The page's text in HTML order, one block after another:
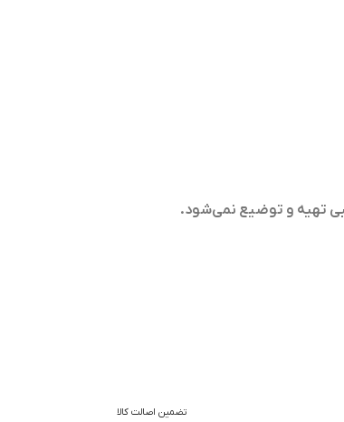
تهیه و توضیع نمی‌شود.
تضمین اصالت کالا